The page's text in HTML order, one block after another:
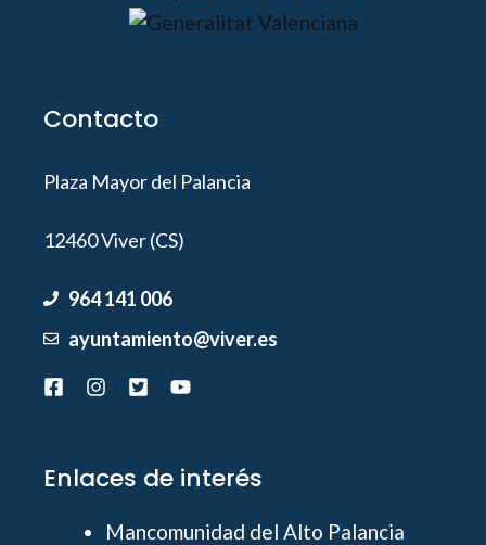
Contacto
Plaza Mayor del Palancia
12460 Viver (CS)
964 141 006
ayuntamiento@viver.es
Enlaces de interés
Mancomunidad del Alto Palancia